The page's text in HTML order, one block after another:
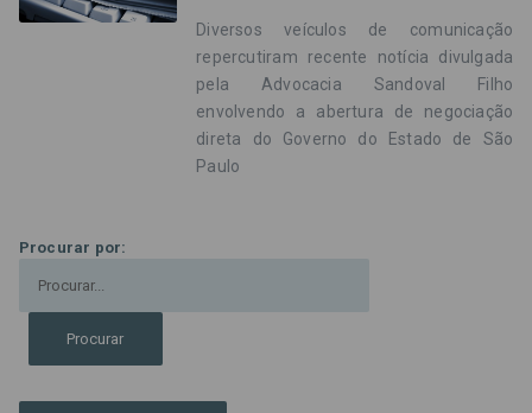
Diversos veículos de comunicação
repercutiram recente notícia divulgada
pela Advocacia Sandoval Filho
envolvendo a abertura de negociação
direta do Governo do Estado de São
Paulo
Procurar por: